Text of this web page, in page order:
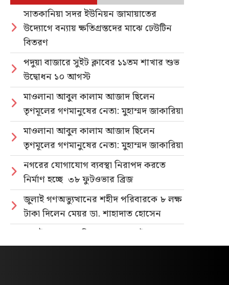
সাতকানিয়া সদর ইউনিয়ন জামায়াতের
উদ্যোগে বন্যায় ক্ষতিগ্রস্তদের মাঝে ঢেউটিন
বিতরণ
পদুয়া বাজারে সুইট ক্লাবের ১১তম শাখার শুভ
উদ্বোধন ১০ আগস্ট
মাওলানা আবুল কালাম আজাদ ছিলেন
তৃণমূলের গণমানুষের নেতা: মুহাম্মদ জাকারিয়া
মাওলানা আবুল কালাম আজাদ ছিলেন
তৃণমূলের গণমানুষের নেতা: মুহাম্মদ জাকারিয়া
নগরের যোগাযোগ ব্যবস্থা নিরাপদ করতে
নির্মাণ হচ্ছে ৩৮ ফুটওভার ব্রিজ
জুলাই গণঅভ্যুত্থানের শহীদ পরিবারকে ৮ লক্ষ
টাকা দিলেন মেয়র ডা. শাহাদাত হোসেন
জুলাই গণহত্যার বিচার ও গণভোটের গণরায়
বাস্তবায়নের দাবিতে জাতীয় ছাত্রশক্তির